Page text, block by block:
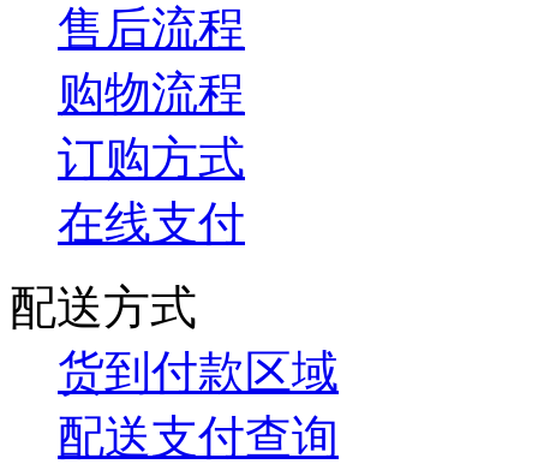
售后流程
购物流程
订购方式
在线支付
配送方式
货到付款区域
配送支付查询